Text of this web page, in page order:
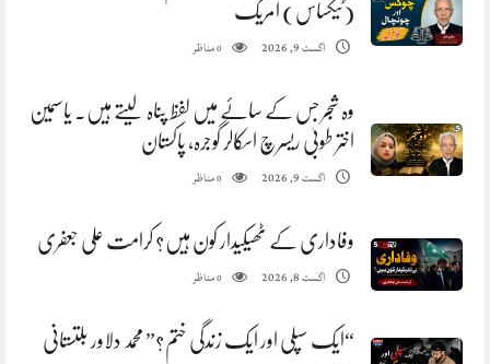
(ٹیکساس) امریک
اگست 9, 2026 0مناظر
وہ شجر جس کے سائے میں لفظ پناہ لیتے ہیں. یاسمین
اختر طوبیٰ ریسرچ اسکالر گوجرہ، پاکستان
اگست 9, 2026 0مناظر
وفاداری کے ٹھیکیدار کون ہیں؟ کرامت علی جعفری
اگست 8, 2026 0مناظر
“ایک سپلی اور ایک زندگی ختم؟” محمد دلاور بلتستانی